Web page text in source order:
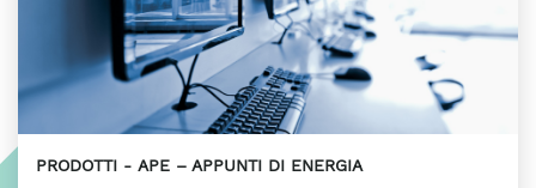
PRODOTTI APE – APPUNTI DI ENERGIA